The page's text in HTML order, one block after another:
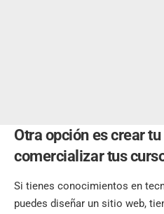
Otra opción es crear
comercializar tus
Si tienes conocimientos en
puedes diseñar un sitio web,